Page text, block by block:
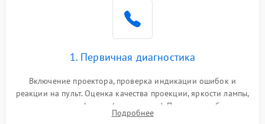
1. Первичная диагностика
Включение проектора, проверка индикации ошибок и
реакции на пульт. Оценка качества проекции, яркости лампы,
наличия артефактов (точки, пятна). Проверка работы
системы охлаждения по уровню шума вентиляторов.
Подробнее